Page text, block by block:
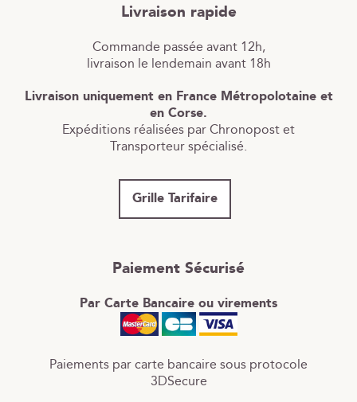
Livraison rapide
Commande passée avant 12h,
livraison le lendemain avant 18h
Livraison uniquement en France Métropolotaine et
en Corse.
Expéditions réalisées par Chronopost et
Transporteur spécialisé.
Grille Tarifaire
Paiement Sécurisé
Par Carte Bancaire ou virements
Paiements par carte bancaire sous protocole
3DSecure